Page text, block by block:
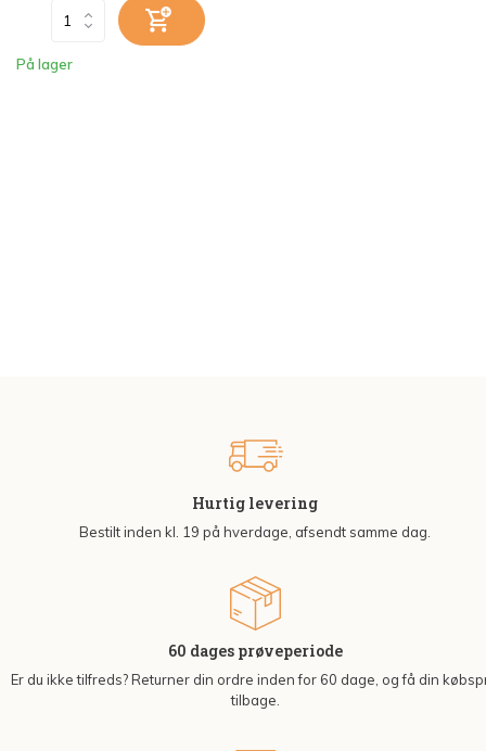
På lager
Hurtig levering
Bestilt inden kl. 19 på hverdage, afsendt samme dag.
60 dages prøveperiode
Er du ikke tilfreds? Returner din ordre inden for 60 dage, og få din
tilbage.